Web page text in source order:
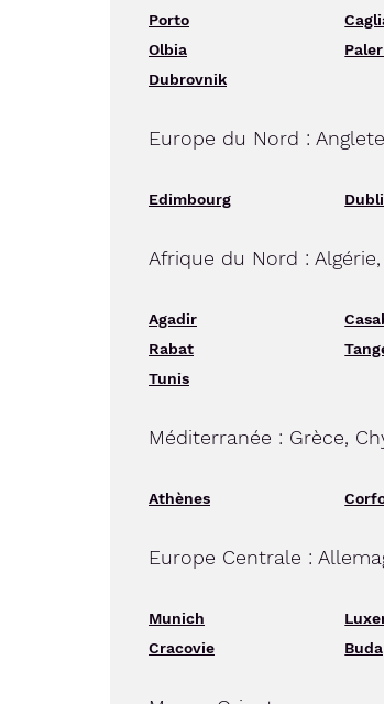
Porto
Olbia
Dubrovnik
Europe du Nord :
Edimbourg
Afrique du Nord :
Agadir
Rabat
Tunis
Méditerranée : Grèce,
Athènes
Europe Centrale :
Munich
Cracovie